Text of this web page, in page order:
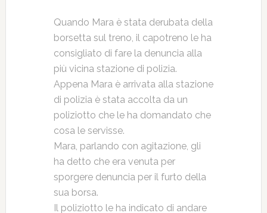
Quando Mara è stata derubata della
borsetta sul treno, il capotreno le ha
consigliato di fare la denuncia alla
più vicina stazione di polizia.
Appena Mara è arrivata alla stazione
di polizia è stata accolta da un
poliziotto che le ha domandato che
cosa le servisse.
Mara, parlando con agitazione, gli
ha detto che era venuta per
sporgere denuncia per il furto della
sua borsa.
Il poliziotto le ha indicato di andare